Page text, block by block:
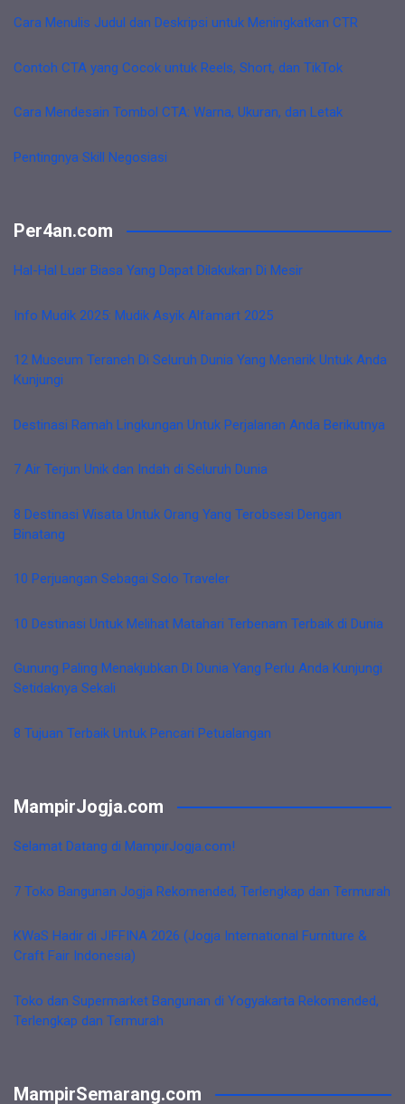
Cara Menulis Judul dan Deskripsi untuk Meningkatkan CTR
Contoh CTA yang Cocok untuk Reels, Short, dan TikTok
Cara Mendesain Tombol CTA: Warna, Ukuran, dan Letak
Pentingnya Skill Negosiasi
Per4an.com
Hal-Hal Luar Biasa Yang Dapat Dilakukan Di Mesir
Info Mudik 2025: Mudik Asyik Alfamart 2025
12 Museum Teraneh Di Seluruh Dunia Yang Menarik Untuk Anda
Kunjungi
Destinasi Ramah Lingkungan Untuk Perjalanan Anda Berikutnya
7 Air Terjun Unik dan Indah di Seluruh Dunia
8 Destinasi Wisata Untuk Orang Yang Terobsesi Dengan
Binatang
10 Perjuangan Sebagai Solo Traveler
10 Destinasi Untuk Melihat Matahari Terbenam Terbaik di Dunia
Gunung Paling Menakjubkan Di Dunia Yang Perlu Anda Kunjungi
Setidaknya Sekali
8 Tujuan Terbaik Untuk Pencari Petualangan
MampirJogja.com
Selamat Datang di MampirJogja.com!
7 Toko Bangunan Jogja Rekomended, Terlengkap dan Termurah
KWaS Hadir di JIFFINA 2026 (Jogja International Furniture &
Craft Fair Indonesia)
Toko dan Supermarket Bangunan di Yogyakarta Rekomended,
Terlengkap dan Termurah
MampirSemarang.com